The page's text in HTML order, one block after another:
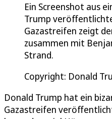
Ein Screenshot aus
Trump
Gazastreifen zeigt
zusammen mit
Strand.
Copyright: Donald
Donald Trump hat ein
Gazastreifen